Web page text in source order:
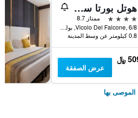
هوتل بورتا سان مامولو
4 نجوم
ممتاز 8.7
Vicolo Del Falcone, 6/8, بولونيا, مقاطعة بولونيا, إيطاليا
0.8 كيلومتر عن وسط المدينة
﷼
عرض الصفقة
الموصى بها